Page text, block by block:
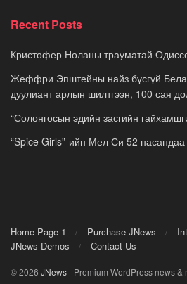
Recent Posts
Кристофер Ноланы трауматай
Жеффри Эпштейны найз бүсгүй
дуулиант арлын шилтгээн, 100 сая
“Солонгосын эдийн засгийн
“Spice Girls”-ийн Мел Си 52 насандаа
Home Page 1 Purchase JNews
JNews Demos
Contact Us
© 2026 JNews- Premium WordPress news &